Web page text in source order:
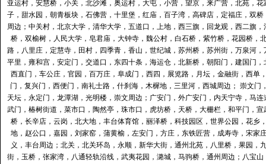
亚运村，安慧桥，小关，北沙滩，奥运村，大屯，小营，望京，来广营，北苑，
子，甜水园，朝青板块，石佛营，十里堡，红庙，百子湾，高碑店，定福庄，双
周边；中关村，北京大学，清华大学，五道口，上地，西三旗，回龙观，西二旗
桥，双榆树，人民大学，皂君庙，大钟寺，魏公村，白石桥，紫竹桥，花园桥
路，八里庄，定慧寺，田村，四季青，香山，世纪城，苏州桥，苏州街，万泉河
平里，雍和宫，安定门，交道口，东四十条，海运仓，北新桥，朝阳门，建国门
西直门，车公庄，官园，百万庄，阜成门，西四，展览路，月坛，金融街，西
门，复兴门，西便门，南礼士路，什刹海，木樨地，三里河，西城周边； 崇文
天坛，永定门，龙潭湖，光明楼，崇文周边；广安门，外广安门，内天宁寺，马
武门，椿树街道，菜市口，陶然亭，珠市口，虎坊桥，天桥，大栅栏，和平门，
桥，长辛店，云岗，北大地，丰台体育馆，丽泽桥，科技园区，世界公园，花
地，赵公口，嘉园，刘家窑，蒲黄榆，左安门，方庄，东铁匠营，成寿寺，宋
义，丰台周边；北关，北关环岛，永顺，新华大街，通州北苑，八里桥，果园
街，玉桥，张家湾，八通轻轨沿线，武夷花园，潞城，马驹桥，通州周边；八宝